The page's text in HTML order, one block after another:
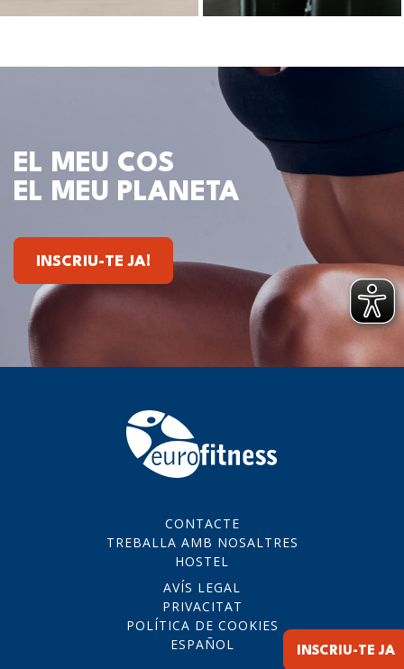
INSCRIU-TE JA
EL MEU COS
EL MEU PLANETA
INSCRIU-TE JA!
CONTACTE
TREBALLA AMB NOSALTRES
HOSTEL
AVÍS LEGAL
PRIVACITAT
POLÍTICA DE COOKIES
ESPAÑOL